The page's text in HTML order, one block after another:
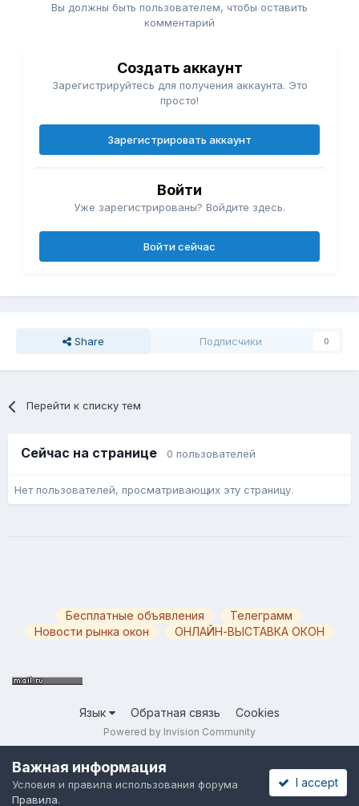
Вы должны быть пользователем, чтобы оставить
комментарий
Создать аккаунт
Зарегистрируйтесь для получения аккаунта. Это
просто!
Зарегистрировать аккаунт
Войти
Уже зарегистрированы? Войдите здесь.
Войти сейчас
Share Подписчики 0
Перейти к списку тем
Сейчас на странице 0 пользователей
Нет пользователей, просматривающих эту страницу.
Бесплатные объявления
Телеграмм
Новости рынка окон
ОНЛАЙН-ВЫСТАВКА ОКОН
Язык Обратная связь Cookies
Powered by Invision Community
Важная информация
Условия и правила использования форума
Правила.
I accept